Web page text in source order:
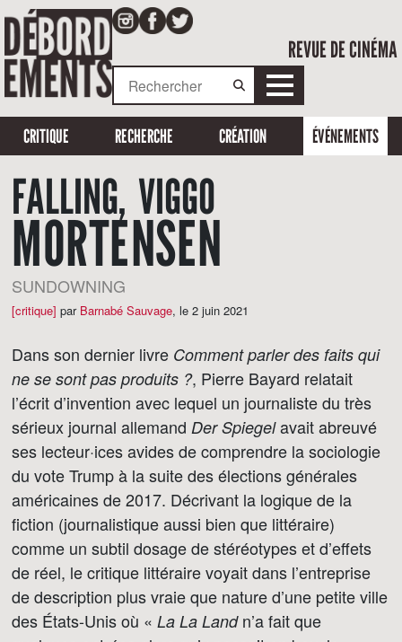
REVUE DE CINÉMA
CRITIQUE RECHERCHE CRÉATION ÉVÉNEMENTS
FALLING, VIGGO
MORTENSEN
SUNDOWNING
[critique] par Barnabé Sauvage, le 2 juin 2021
Dans son dernier livre Comment parler des faits qui
ne se sont pas produits ?, Pierre Bayard relatait
l’écrit d’invention avec lequel un journaliste du très
sérieux journal allemand Der Spiegelavait abreuvé
ses lecteur·ices avides de comprendre la sociologie
du vote Trump à la suite des élections générales
américaines de 2017. Décrivant la logique de la
fiction (journalistique aussi bien que littéraire)
comme un subtil dosage de stéréotypes et d’effets
de réel, le critique littéraire voyait dans l’entreprise
de description plus vraie que nature d’une petite ville
des États-Unis où « La La Landn’a fait que